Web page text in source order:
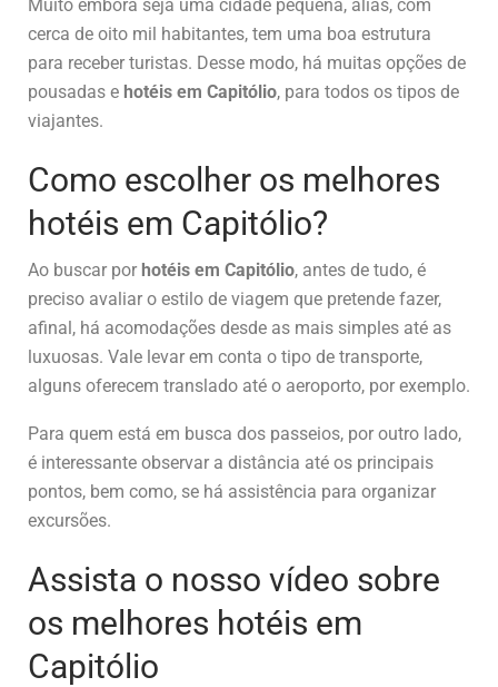
Muito embora seja uma cidade pequena, aliás, com
cerca de oito mil habitantes, tem uma boa estrutura
para receber turistas. Desse modo, há muitas opções de
pousadas e hotéis em Capitólio, para todos os tipos de
viajantes.
Como escolher os melhores
hotéis em Capitólio?
Ao buscar por hotéis em Capitólio, antes de tudo, é
preciso avaliar o estilo de viagem que pretende fazer,
afinal, há acomodações desde as mais simples até as
luxuosas. Vale levar em conta o tipo de transporte,
alguns oferecem translado até o aeroporto, por exemplo.
Para quem está em busca dos passeios, por outro lado,
é interessante observar a distância até os principais
pontos, bem como, se há assistência para organizar
excursões.
Assista o nosso vídeo sobre
os melhores hotéis em
Capitólio